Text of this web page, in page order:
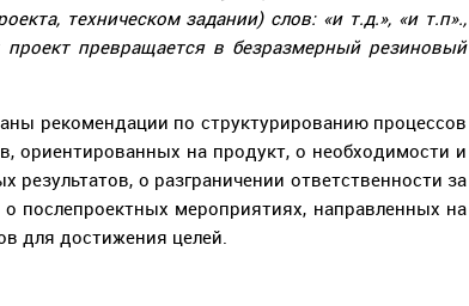
техническом задании) слов: «и т.д.», «и т.п».,
проект превращается в безразмерный резиновый
рекомендации по структурированию процессов
ориентированных на продукт, о необходимости и
результатов, о разграничении ответственности за
послепроектных мероприятиях, направленных на
для достижения целей.